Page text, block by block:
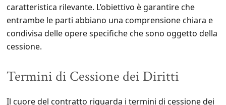
caratteristica rilevante. L’obiettivo è garantire che
entrambe le parti abbiano una comprensione chiara e
condivisa delle opere specifiche che sono oggetto della
cessione.
Termini di Cessione dei Diritti
Il cuore del contratto riguarda i termini di cessione dei